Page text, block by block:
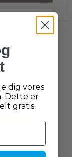
dig vores
Dette er
gratis.